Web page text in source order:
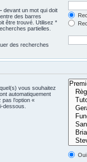
- devant un mot qui doit
des barres
être trouvé. Utilisez *
partielles.
des recherches
vous souhaitez
automatiquement
l’option «
dessous.
Oui